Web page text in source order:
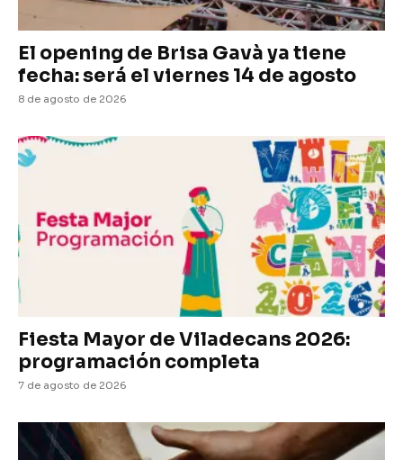
El opening de Brisa Gavà ya tiene
fecha: será el viernes 14 de agosto
8 de agosto de 2026
Fiesta Mayor de Viladecans 2026:
programación completa
7 de agosto de 2026